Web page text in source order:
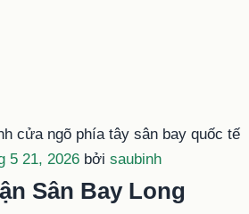
5 21, 2026 bởi saubinh
Sân Bay Long